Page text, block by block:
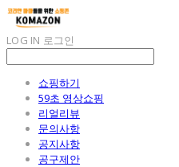
LOG IN 로그인
쇼핑하기
59초 영상쇼핑
리얼리뷰
문의사항
공지사항
공구제안